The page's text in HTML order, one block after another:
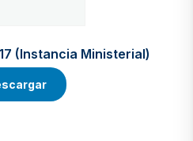
(Instancia Ministerial)